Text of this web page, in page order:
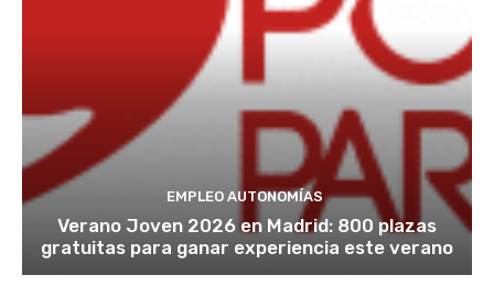
EMPLEO AUTONOMÍAS
Verano Joven 2026 en Madrid: 800 plazas
gratuitas para ganar experiencia este verano